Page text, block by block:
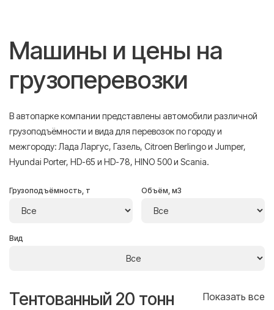
Машины и цены на
грузоперевозки
В автопарке компании представлены автомобили различной
грузоподъёмности и вида для перевозок по городу и
межгороду: Лада Ларгус, Газель, Citroen Berlingo и Jumper,
Hyundai Porter, HD-65 и HD-78, HINO 500 и Scania.
Грузоподъёмность, т Объём, м3
Вид
Тентованный 20 тонн Показать все